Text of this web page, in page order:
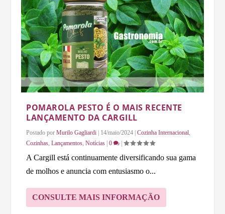
POMAROLA PESTO É O MAIS RECENTE
LANÇAMENTO DA CARGILL
Postado porMurilo Gagliardi | 14/maio/2024 |Cozinha Internacional
Cozinhas ,Lançamentos ,Notícias |0 |
A Cargill está continuamente diversificando sua gama
de molhos e anuncia com entusiasmo o...
CONSULTE MAIS INFORMAÇÃO